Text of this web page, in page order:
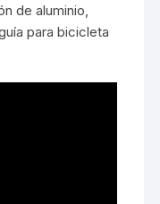
de aluminio,
para bicicleta